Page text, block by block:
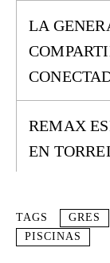
LA
REMAX
EN
TAGS GRES
PISCINAS